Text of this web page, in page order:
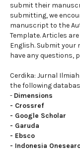
submit their
submitting, we
manuscript to the
Template. Articles
English. Submit your
have any questions,
Cerdika: Jurnal
the following
- Dimensions
- Crossref
- Google Scholar
- Garuda
- Ebsco
- Indonesia